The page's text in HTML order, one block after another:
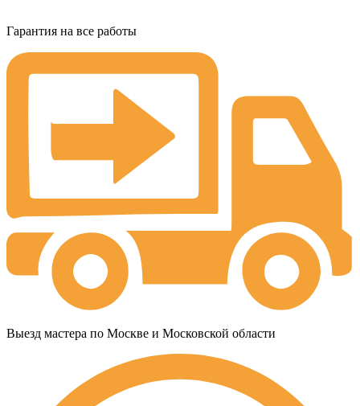
Гарантия на все работы
Выезд мастера по Москве и Московской области